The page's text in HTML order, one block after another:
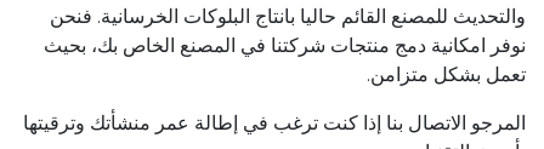
والتحديث للمصنع القائم حاليا بانتاج البلوكات الخرسانية. فنحن
نوفر امكانية دمج منتجات شركتنا في المصنع الخاص بك، بحيث
تعمل بشكل متزامن.
المرجو الاتصال بنا إذا كنت ترغب في إطالة عمر منشأتك وترقيتها